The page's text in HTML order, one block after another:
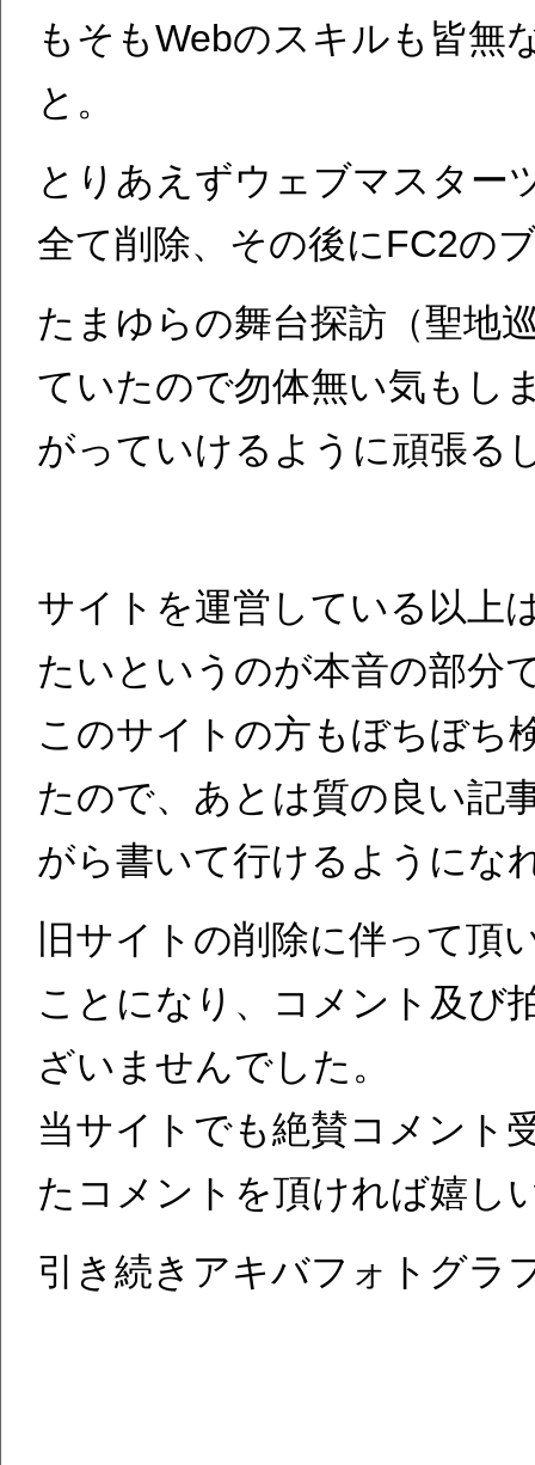
もそもWebのスキルも皆無
と。
とりあえずウェブマスター
全て削除、その後にFC2の
たまゆらの舞台探訪（聖地
ていたので勿体無い気もし
がっていけるように頑張る
サイトを運営している以上
たいというのが本音の部分
このサイトの方もぼちぼち
たので、あとは質の良い記
がら書いて行けるようにな
旧サイトの削除に伴って頂
ことになり、コメント及び
ざいませんでした。
当サイトでも絶賛コメント
たコメントを頂ければ嬉し
引き続きアキバフォトグラ